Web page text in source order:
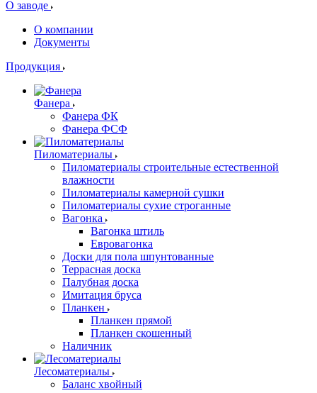
О заводе
О компании
Документы
Продукция
Фанера
Фанера ФК
Фанера ФСФ
Пиломатериалы
Пиломатериалы строительные естественной
влажности
Пиломатериалы камерной сушки
Пиломатериалы сухие строганные
Вагонка
Вагонка штиль
Евровагонка
Доски для пола шпунтованные
Террасная доска
Палубная доска
Имитация бруса
Планкен
Планкен прямой
Планкен скошенный
Наличник
Лесоматериалы
Баланс хвойный